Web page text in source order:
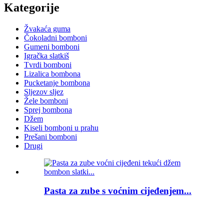
Kategorije
Žvakaća guma
Čokoladni bomboni
Gumeni bomboni
Igračka slatkiš
Tvrdi bomboni
Lizalica bombona
Pucketanje bombona
Sljezov sljez
Žele bomboni
Sprej bombona
Džem
Kiseli bomboni u prahu
Prešani bomboni
Drugi
Pasta za zube s voćnim cijeđenjem...